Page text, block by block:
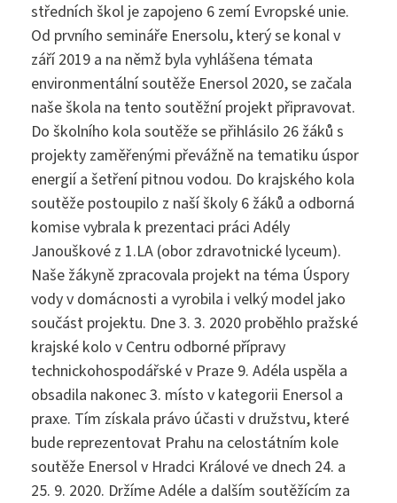
SZŠ
Přijímací zkoušky ›
Maturitní zkouška ›
Praktická sestra
Zdravotnické lyceum
Nutriční asistent
Kosmetické služby
Masér ve zdravotnictví
Bezpečnostně právní činnost
VOŠZ
Přijímací zkoušky ›
Absolutoria ›
Praxe ›
Nostrifikační zkoušky ›
Školné ›
Diplomovaný nutriční terapeut
Diplomovaná všeobecná sestra
Kontakty
Instagram
Bakaláři
Jídelníček
středních škol je zapojeno 6 zemí Evropské unie.
Od prvního semináře Enersolu, který se konal v
září 2019 a na němž byla vyhlášena témata
environmentální soutěže Enersol 2020, se začala
naše škola na tento soutěžní projekt připravovat.
Do školního kola soutěže se přihlásilo 26 žáků s
projekty zaměřenými převážně na tematiku úspor
energií a šetření pitnou vodou. Do krajského kola
soutěže postoupilo z naší školy 6 žáků a odborná
komise vybrala k prezentaci práci Adély
Janouškové z 1.LA (obor zdravotnické lyceum).
Naše žákyně zpracovala projekt na téma Úspory
vody v domácnosti a vyrobila i velký model jako
součást projektu. Dne 3. 3. 2020 proběhlo pražské
krajské kolo v Centru odborné přípravy
technickohospodářské v Praze 9. Adéla uspěla a
obsadila nakonec 3. místo v kategorii Enersol a
praxe. Tím získala právo účasti v družstvu, které
bude reprezentovat Prahu na celostátním kole
soutěže Enersol v Hradci Králové ve dnech 24. a
25. 9. 2020. Držíme Adéle a dalším soutěžícím za